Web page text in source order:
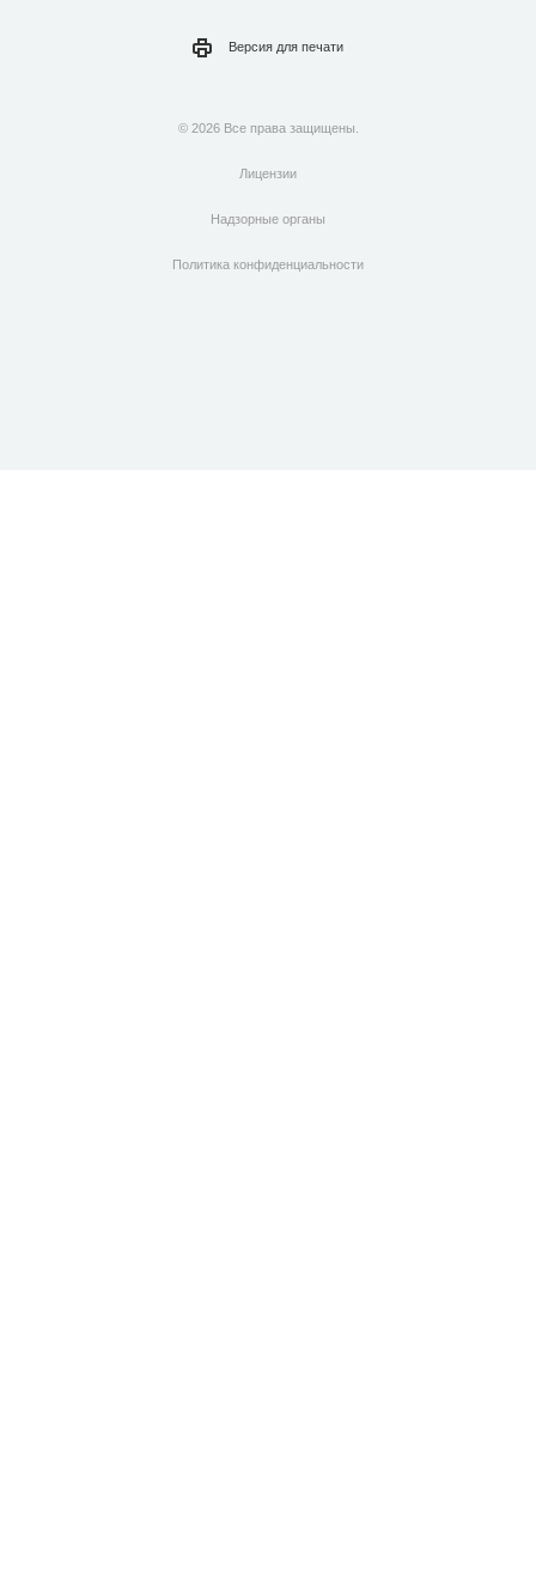
Версия для печати
© 2026 Все права защищены.
Лицензии
Надзорные органы
Политика конфиденциальности